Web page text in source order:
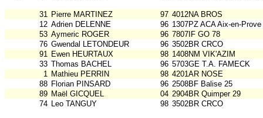
31 Pierre MARTINEZ 97 4012NA BROS
12 Adrien DELENNE 96 1307PZ ACA Aix-en-
53 Aymeric ROGER 96 7807IF GO 78
76 Gwendal LETONDEUR 96 3502BR CRCO
91 Ewen HEURTAUX 98 1408NM VIK'AZIM
33 Thomas BACHEL 96 5703GE T.A. FAMECK
1 Mathieu PERRIN 98 4201AR NOSE
88 Florian PINSARD 96 2508BF Balise 25
89 Maël GICQUEL 04 2904BR Quimper 29
74 Leo TANGUY 98 3502BR CRCO